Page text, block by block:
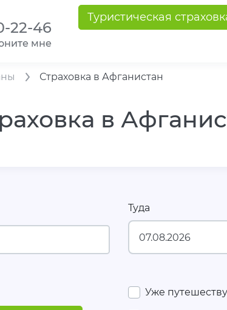
22-46
мне
Туристическая
Страховка в Афганистан
в
Туда
Уже